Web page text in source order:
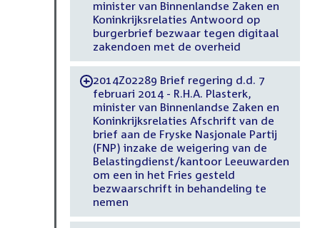
minister van Binnenlandse Zaken en
Koninkrijksrelaties Antwoord op
burgerbrief bezwaar tegen digitaal
zakendoen met de overheid
-2014Z02289 Brief regering d.d. 7
februari 2014 - R.H.A. Plasterk,
minister van Binnenlandse Zaken en
Koninkrijksrelaties Afschrift van de
brief aan de Fryske Nasjonale Partij
(FNP) inzake de weigering van de
Belastingdienst/kantoor Leeuwarden
om een in het Fries gesteld
bezwaarschrift in behandeling te
nemen